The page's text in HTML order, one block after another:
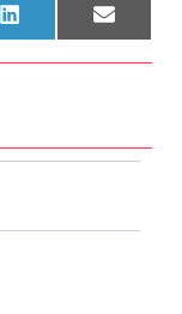
LinkedInEmail